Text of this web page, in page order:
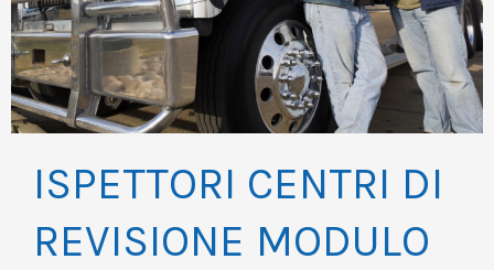
ISPETTORI CENTRI DI
REVISIONE MODULO